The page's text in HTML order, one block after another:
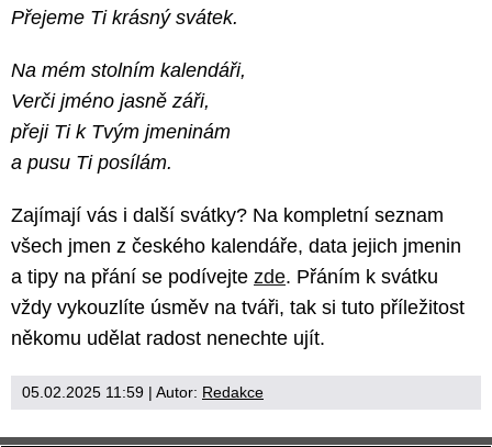
Přejeme Ti krásný svátek.
Na mém stolním kalendáři,
Verči jméno jasně záři,
přeji Ti k Tvým jmeninám
a pusu Ti posílám.
Zajímají vás i další svátky? Na kompletní seznam
všech jmen z českého kalendáře, data jejich jmenin
a tipy na přání se podívejte zde. Přáním k svátku
vždy vykouzlíte úsměv na tváři, tak si tuto příležitost
někomu udělat radost nenechte ujít.
05.02.2025 11:59 | Autor: Redakce